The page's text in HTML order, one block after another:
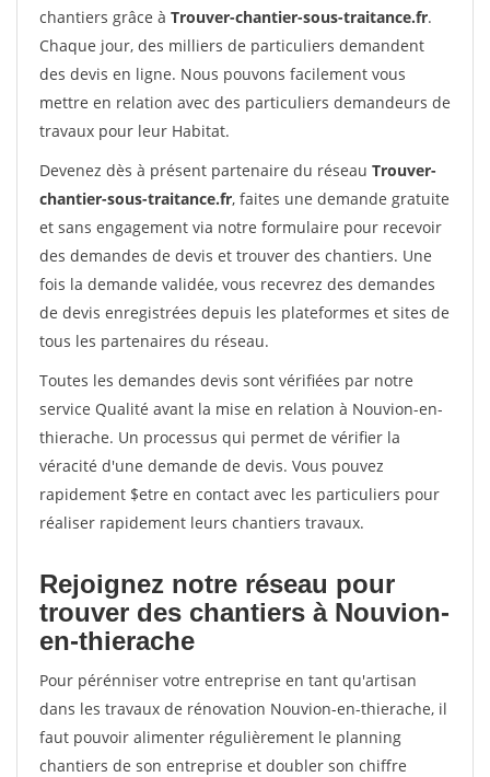
chantiers grâce à Trouver-chantier-sous-traitance.fr.
Chaque jour, des milliers de particuliers demandent
des devis en ligne. Nous pouvons facilement vous
mettre en relation avec des particuliers demandeurs de
travaux pour leur Habitat.
Devenez dès à présent partenaire du réseau Trouver-
chantier-sous-traitance.fr, faites une demande gratuite
et sans engagement via notre formulaire pour recevoir
des demandes de devis et trouver des chantiers. Une
fois la demande validée, vous recevrez des demandes
de devis enregistrées depuis les plateformes et sites de
tous les partenaires du réseau.
Toutes les demandes devis sont vérifiées par notre
service Qualité avant la mise en relation à Nouvion-en-
thierache. Un processus qui permet de vérifier la
véracité d'une demande de devis. Vous pouvez
rapidement $etre en contact avec les particuliers pour
réaliser rapidement leurs chantiers travaux.
Rejoignez notre réseau pour
trouver des chantiers à Nouvion-
en-thierache
Pour pérénniser votre entreprise en tant qu'artisan
dans les travaux de rénovation Nouvion-en-thierache, il
faut pouvoir alimenter régulièrement le planning
chantiers de son entreprise et doubler son chiffre